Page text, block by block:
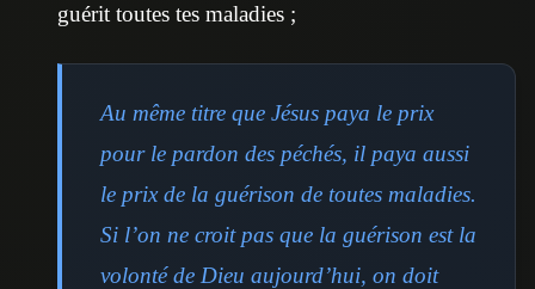
guérit toutes tes maladies ;
Au même titre que Jésus paya le prix
pour le pardon des péchés, il paya aussi
le prix de la guérison de toutes maladies.
Si l’on ne croit pas que la guérison est la
volonté de Dieu aujourd’hui, on doit